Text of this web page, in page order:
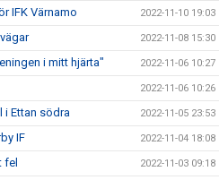
IFK Värnamo 2022-11-10 19:03
2022-11-08 15:30
i mitt hjärta" 2022-11-06 10:27
2022-11-06 10:26
i Ettan södra 2022-11-05 23:53
IF 2022-11-04 18:08
fel 2022-11-03 09:18